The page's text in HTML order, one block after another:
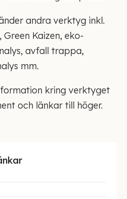
andra verktyg inkl.
Kaizen, eko-
avfall trappa,
mm.
kring verktyget
och länkar till höger.